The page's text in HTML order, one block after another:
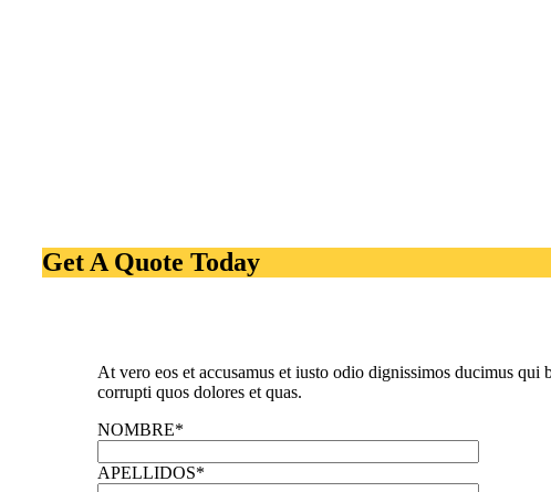
Get A Quote Today
At vero eos et accusamus et iusto odio dignissimos ducimus
corrupti quos dolores et quas.
NOMBRE*
APELLIDOS*